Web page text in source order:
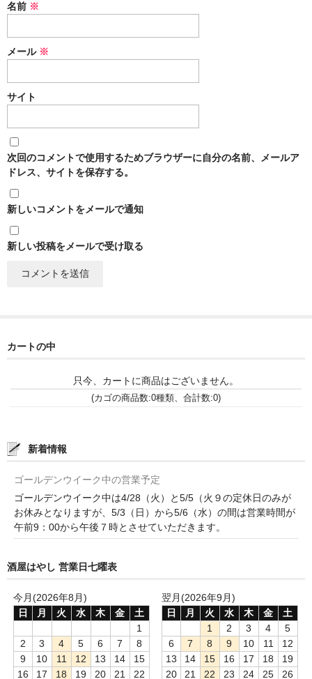
自 然 派 ワ イ ン
France/ﾌﾗﾝｽ
Valerie Frison（ｳﾞｧﾚﾘｰ･ﾌﾘｿﾞﾝ）
France Bourgogone/ﾌﾗﾝｽ･ﾌﾞﾙｺﾞｰﾆｭ
Marcel Lapierre（ﾏﾙｾﾙ・ﾗﾋﾟｴｰﾙ）
Philippe Jambon（ﾌｨﾘｯﾌﾟ･ｼﾞｬﾝﾎﾞﾝ）
Roblet Monnot（ﾛﾌﾞﾚ･ﾓﾉ）
Mas Bres（ﾏｽ･ﾌﾞﾚｽ）
France Loire/ﾌﾗﾝｽ・ﾛﾜｰﾙ
Domaine des Bois Lucas（ﾄﾞﾒｰﾇ･ﾃﾞ･ﾎﾞｱ･ﾙｶ）
Italia/ｲｱﾀﾘｱ
Abruzzo/ｱﾌﾞﾙｯﾂｫ州
Fabulas（ﾌｧﾋﾞｭﾗｽ）
United States of America / ｱﾒﾘｶ合衆国
Broc Cellars（ﾌﾞﾛｯｸ・ｾﾗｰｽﾞ）
名前 ※
メール ※
サイト
次回のコメントで使用するためブラウザーに自分の名前、メールア
ドレス、サイトを保存する。
新しいコメントをメールで通知
新しい投稿をメールで受け取る
カートの中
只今、カートに商品はございません。
(カゴの商品数:0種類、合計数:0)
新着情報
ゴールデンウイーク中の営業予定
ゴールデンウイーク中は4/28（火）と5/5（火９の定休日のみが
お休みとなりますが、5/3（日）から5/6（水）の間は営業時間が
午前9：00から午後７時とさせていただきます。
酒屋はやし 営業日七曜表
今月(2026年8月)
日
月 火 水 木 金
土
1
2
3 4 5 6 7
8
9
10 11 12 13 14
15
16
17 18 19 20 21 22
翌月(2026年9月)
日
月 火 水 木 金
土
1
2 3 4
5
6
7 8 9 10 11
12
13
14 15 16 17 18
19
20
21 22 23 24 25 26